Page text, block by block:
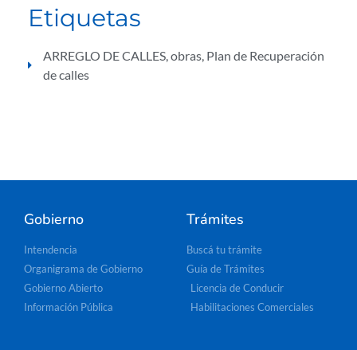
Etiquetas
ARREGLO DE CALLES,obras, Plan de Recuperación
de calles
Gobierno
Intendencia
Organigrama de Gobierno
Gobierno Abierto
Información Pública
Trámites
Buscá tu trámite
Guía de Trámites
Licencia de Conducir
Habilitaciones Comerciales